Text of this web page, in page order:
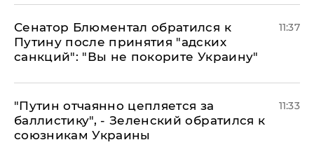
Сенатор Блюментал обратился к
Путину после принятия "адских
санкций": "Вы не покорите Украину"
11:37
"Путин отчаянно цепляется за
баллистику", - Зеленский обратился к
союзникам Украины
11:33